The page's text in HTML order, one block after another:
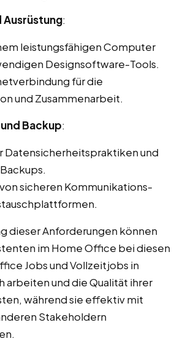
:
leistungsfähigen Computer
Designsoftware-Tools.
für die
und Zusammenarbeit.
Backup:
Datensicherheitspraktiken und
sicheren Kommunikations-
dieser Anforderungen können
im Home Office bei diesen
Jobs und Vollzeitjobs in
arbeiten und die Qualität ihrer
während sie effektiv mit
Stakeholdern